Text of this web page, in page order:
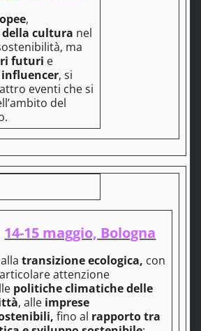
,
cultura nel
ma
futuri e
, si
eventi che si
del
14-15 maggio, Bologna
transizione ecologica, con
attenzione
politiche climatiche delle
, alle imprese
fino al rapporto tra